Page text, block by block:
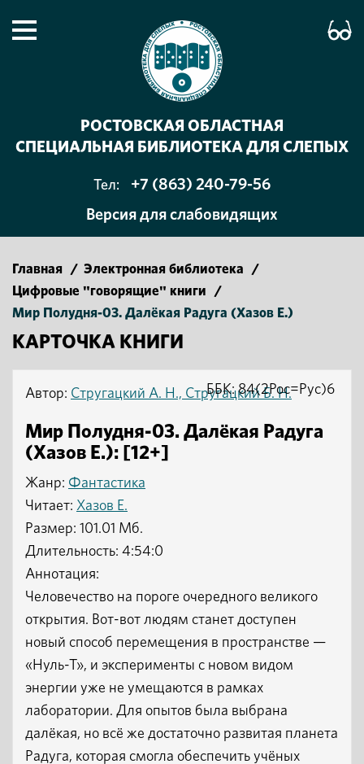
РОСТОВСКАЯ ОБЛАСТНАЯ
СПЕЦИАЛЬНАЯ БИБЛИОТЕКА ДЛЯ СЛЕПЫХ
Тел:
+7 (863) 240-79-56
Версия для слабовидящих
Главная / Электронная библиотека
/
Цифровые "говорящие" книги
/
Мир Полудня-03. Далёкая Радуга (Хазов Е.)
КАРТОЧКА КНИГИ
Автор: Стругацкий А. Н., Стругацкий Б. Н.
Мир Полудня-03. Далёкая Радуга
(Хазов Е.): [12+]
Жанр: Фантастика
Читает: Хазов Е.
ББК: 84(2Рос=Рус)6
Размер: 101.01 Мб.
Длительность: 4:54:0
Аннотация:
Человечество на пороге очередного великого
открытия. Вот-вот людям станет доступен
новый способ перемещения в пространстве —
«Нуль-Т», и эксперименты с новом видом
энергии уже не умещаются в рамках
лаборатории. Для опытов была выбрана
далёкая, но всё же достаточно развитая планета
Радуга, которая смогла обеспечить учёных